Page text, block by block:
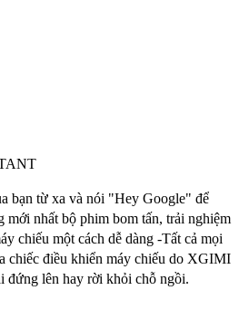
bạn từ xa và nói "Hey Google" để
mới nhất bộ phim bom tấn, trải nghiệm
chiếu một cách dễ dàng -Tất cả mọi
chiếc điều khiển máy chiếu do XGIMI
đứng lên hay rời khỏi chỗ ngồi.